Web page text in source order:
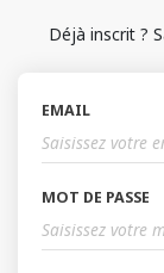
Déjà inscrit ?
EMAIL
MOT DE PASSE